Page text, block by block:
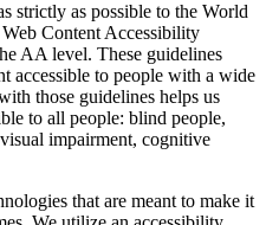
strictly as possible to the World
Content Accessibility
AA level. These guidelines
accessible to people with a wide
those guidelines helps us
to all people: blind people,
impairment, cognitive
that are meant to make it